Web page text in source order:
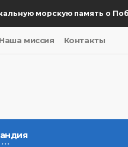
морскую память о Победе
Наша миссия Контакты